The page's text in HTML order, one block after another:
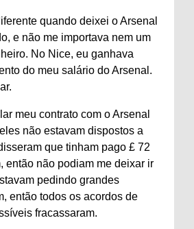
quando deixei o Arsenal
e não me importava nem um
No Nice, eu ganhava
do meu salário do Arsenal.
meu contrato com o Arsenal
não estavam dispostos a
que tinham pago £ 72
então não podiam me deixar ir
pedindo grandes
então todos os acordos de
fracassaram.